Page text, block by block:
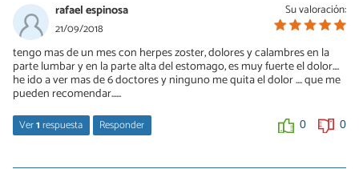
Su valoración:
rafael espinosa
21/09/2018
tengo mas de un mes con herpes zoster, dolores y calambres en la
parte lumbar y en la parte alta del estomago, es muy fuerte el dolor....
he ido a ver mas de 6 doctores y ninguno me quita el dolor .... que me
pueden recomendar......
Ver1respuesta Responder 0 0